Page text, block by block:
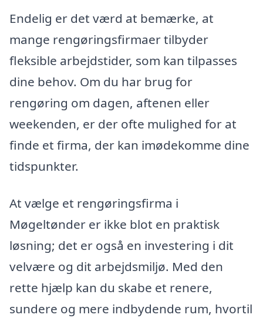
Endelig er det værd at bemærke, at
mange rengøringsfirmaer tilbyder
fleksible arbejdstider, som kan tilpasses
dine behov. Om du har brug for
rengøring om dagen, aftenen eller
weekenden, er der ofte mulighed for at
finde et firma, der kan imødekomme dine
tidspunkter.
At vælge et rengøringsfirma i
Møgeltønder er ikke blot en praktisk
løsning; det er også en investering i dit
velvære og dit arbejdsmiljø. Med den
rette hjælp kan du skabe et renere,
sundere og mere indbydende rum, hvortil